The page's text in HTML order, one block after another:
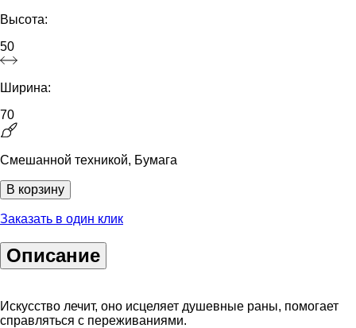
Высота:
50
Ширина:
70
Смешанной техникой, Бумага
В корзину
Заказать в один клик
Описание
Искусство лечит, оно исцеляет душевные раны, помогает
справляться с переживаниями.